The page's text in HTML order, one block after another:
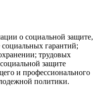
о социальной защите,
гарантий;
трудовых
защите
и профессионального
политики.